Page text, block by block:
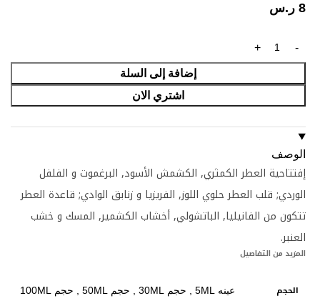
8 ر.س
إضافة إلى السلة
اشتري الان
الوصف
إفتتاحية العطر الكمثري, الكشمش الأسود, البرغموت و الفلفل
الوردي; قلب العطر حلوي اللوز, الفريزيا و زنابق الوادي; قاعدة العطر
تتكون من الفانيليا, الباتشولي, أخشاب الكشمير, المسك و خشب
العنبر.
المزيد من التفاصيل
الحجم عينه 5ML , حجم 30ML , حجم 50ML , حجم 100ML